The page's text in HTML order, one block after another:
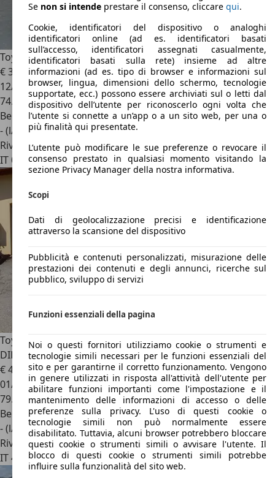
Toyota FJ Cruiser4.0 V6 A/T 4WD BLOCCO DIFF POSTERIORE
€ 35.9001
12/2007
74.000 km
Benzina
- (l/100 km)
Rivenditore
IT 00055Ladispoli - Roma
Toyota FJ Cruiser4.0 V6 AUTOMATICA 4X4 +BLOCCO
DIFFERENZIALE BELLISSIMA!
€ 40.000
01/2009
79.854 km
Benzina
- (l/100 km)
Rivenditore
IT 41058Vignola - Modena - Mo
Se non si intende prestare il consenso, cliccare qui.
Cookie, identificatori del dispositivo o analoghi
identificatori online (ad es. identificatori basati
sull’accesso, identificatori assegnati casualmente,
identificatori basati sulla rete) insieme ad altre
informazioni (ad es. tipo di browser e informazioni sul
browser, lingua, dimensioni dello schermo, tecnologie
supportate, ecc.) possono essere archiviati sul o letti dal
dispositivo dell’utente per riconoscerlo ogni volta che
l’utente si connette a un’app o a un sito web, per una o
più finalità qui presentate.
L’utente può modificare le sue preferenze o revocare il
consenso prestato in qualsiasi momento visitando la
sezione Privacy Manager della nostra informativa.
Scopi
Dati di geolocalizzazione precisi e identificazione
attraverso la scansione del dispositivo
Pubblicità e contenuti personalizzati, misurazione delle
prestazioni dei contenuti e degli annunci, ricerche sul
pubblico, sviluppo di servizi
Funzioni essenziali della pagina
Noi o questi fornitori utilizziamo cookie o strumenti e
tecnologie simili necessari per le funzioni essenziali del
sito e per garantirne il corretto funzionamento. Vengono
in genere utilizzati in risposta all'attività dell'utente per
abilitare funzioni importanti come l'impostazione e il
mantenimento delle informazioni di accesso o delle
preferenze sulla privacy. L'uso di questi cookie o
tecnologie simili non può normalmente essere
disabilitato. Tuttavia, alcuni browser potrebbero bloccare
questi cookie o strumenti simili o avvisare l'utente. Il
blocco di questi cookie o strumenti simili potrebbe
influire sulla funzionalità del sito web.